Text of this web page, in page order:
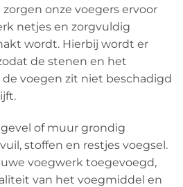
onze voegers ervoor
netjes en zorgvuldig
wordt. Hierbij wordt er
de stenen en het
voegen zit niet beschadigd
of muur grondig
stoffen en restjes voegsel.
voegwerk toegevoegd,
van het voegmiddel en